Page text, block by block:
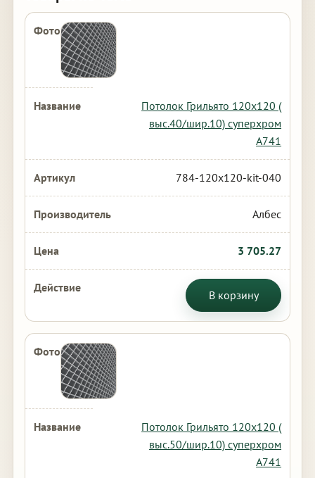
Потолок Грильято 120х120 (
выс.40/шир.10) суперхром
А741
784-120x120-kit-040
Албес
3 705.27
В корзину
Потолок Грильято 120х120 (
выс.50/шир.10) суперхром
А741